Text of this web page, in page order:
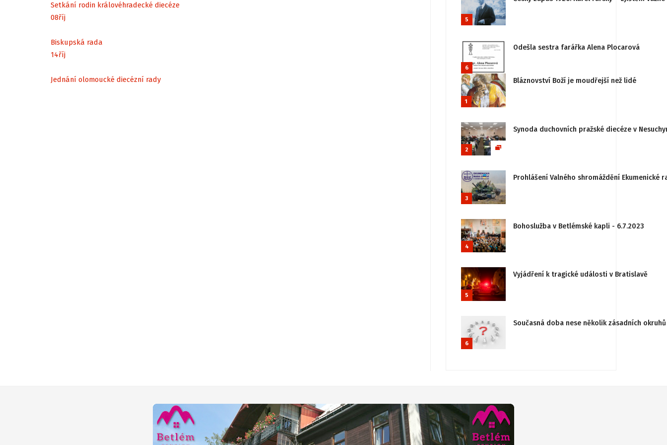
Setkání rodin královéhradecké diecéze
08říj
Biskupská rada
14říj
Jednání olomoucké diecézní rady
5
6
Odešla sestra farářka Alena Plocarová
1
Bláznovství Boží je moudřejší než lidé
2
Synoda duchovních pražské diecéze v
3
Prohlášení Valného shromáždění
4
Bohoslužba v Betlémské kapli - 6.7.2023
5
Vyjádření k tragické události v Bratislavě
6
Současná doba nese několik zásadních